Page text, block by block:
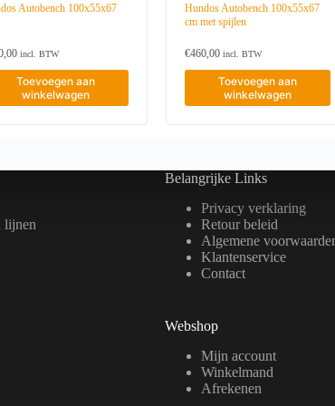
Autobench 100x55x67
incl. BTW
Toevoegen aan
winkelwagen
Hundos Autobench 100x55x67
cm met spijlen
€460,00 incl. BTW
Toevoegen aan
winkelwagen
lijnen
Belangrijke Links
Privacy verklaring
Retour beleid
Algemene
Klantenservice
Contact
Webshop
Mijn account
Winkelmand
Afrekenen